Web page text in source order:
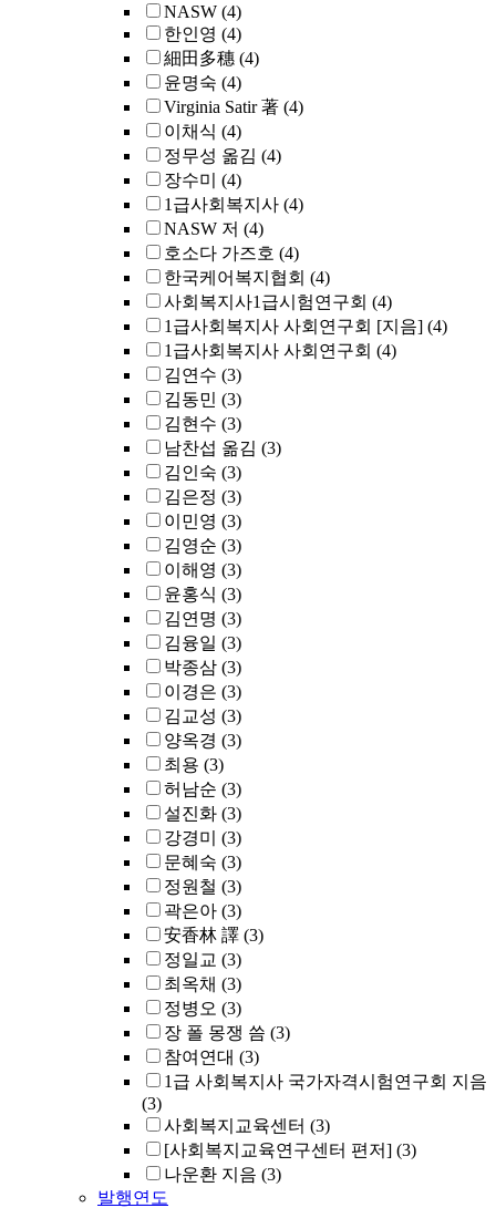
NASW (4)
한인영 (4)
細田多穗 (4)
윤명숙 (4)
Virginia Satir 著 (4)
이채식 (4)
정무성 옮김 (4)
장수미
(4)
1급사회복지사 (4)
NASW 저 (4)
호소다 가즈호 (4)
한국케어복지협회 (4)
사회복지사1급시험연구회 (4)
1급사회복지사 사회연구회 [지음] (4)
1급사회복지사 사회연구회 (4)
김연수 (3)
김동민 (3)
김현수 (3)
남찬섭 옮김 (3)
김인숙 (3)
김은정 (3)
이민영 (3)
김영순 (3)
이해영 (3)
윤홍식 (3)
김연명 (3)
김융일 (3)
박종삼 (3)
이경은 (3)
김교성 (3)
양옥경 (3)
최용 (3)
허남순 (3)
설진화 (3)
강경미
(3)
문혜숙 (3)
정원철 (3)
곽은아 (3)
安香林 譯 (3)
정일교 (3)
최옥채 (3)
정병오 (3)
장 폴 몽쟁 씀 (3)
참여연대 (3)
1급 사회복지사 국가자격시험연구회 지음
(3)
사회복지교육센터 (3)
[사회복지교육연구센터 편저] (3)
나운환 지음 (3)
발행연도